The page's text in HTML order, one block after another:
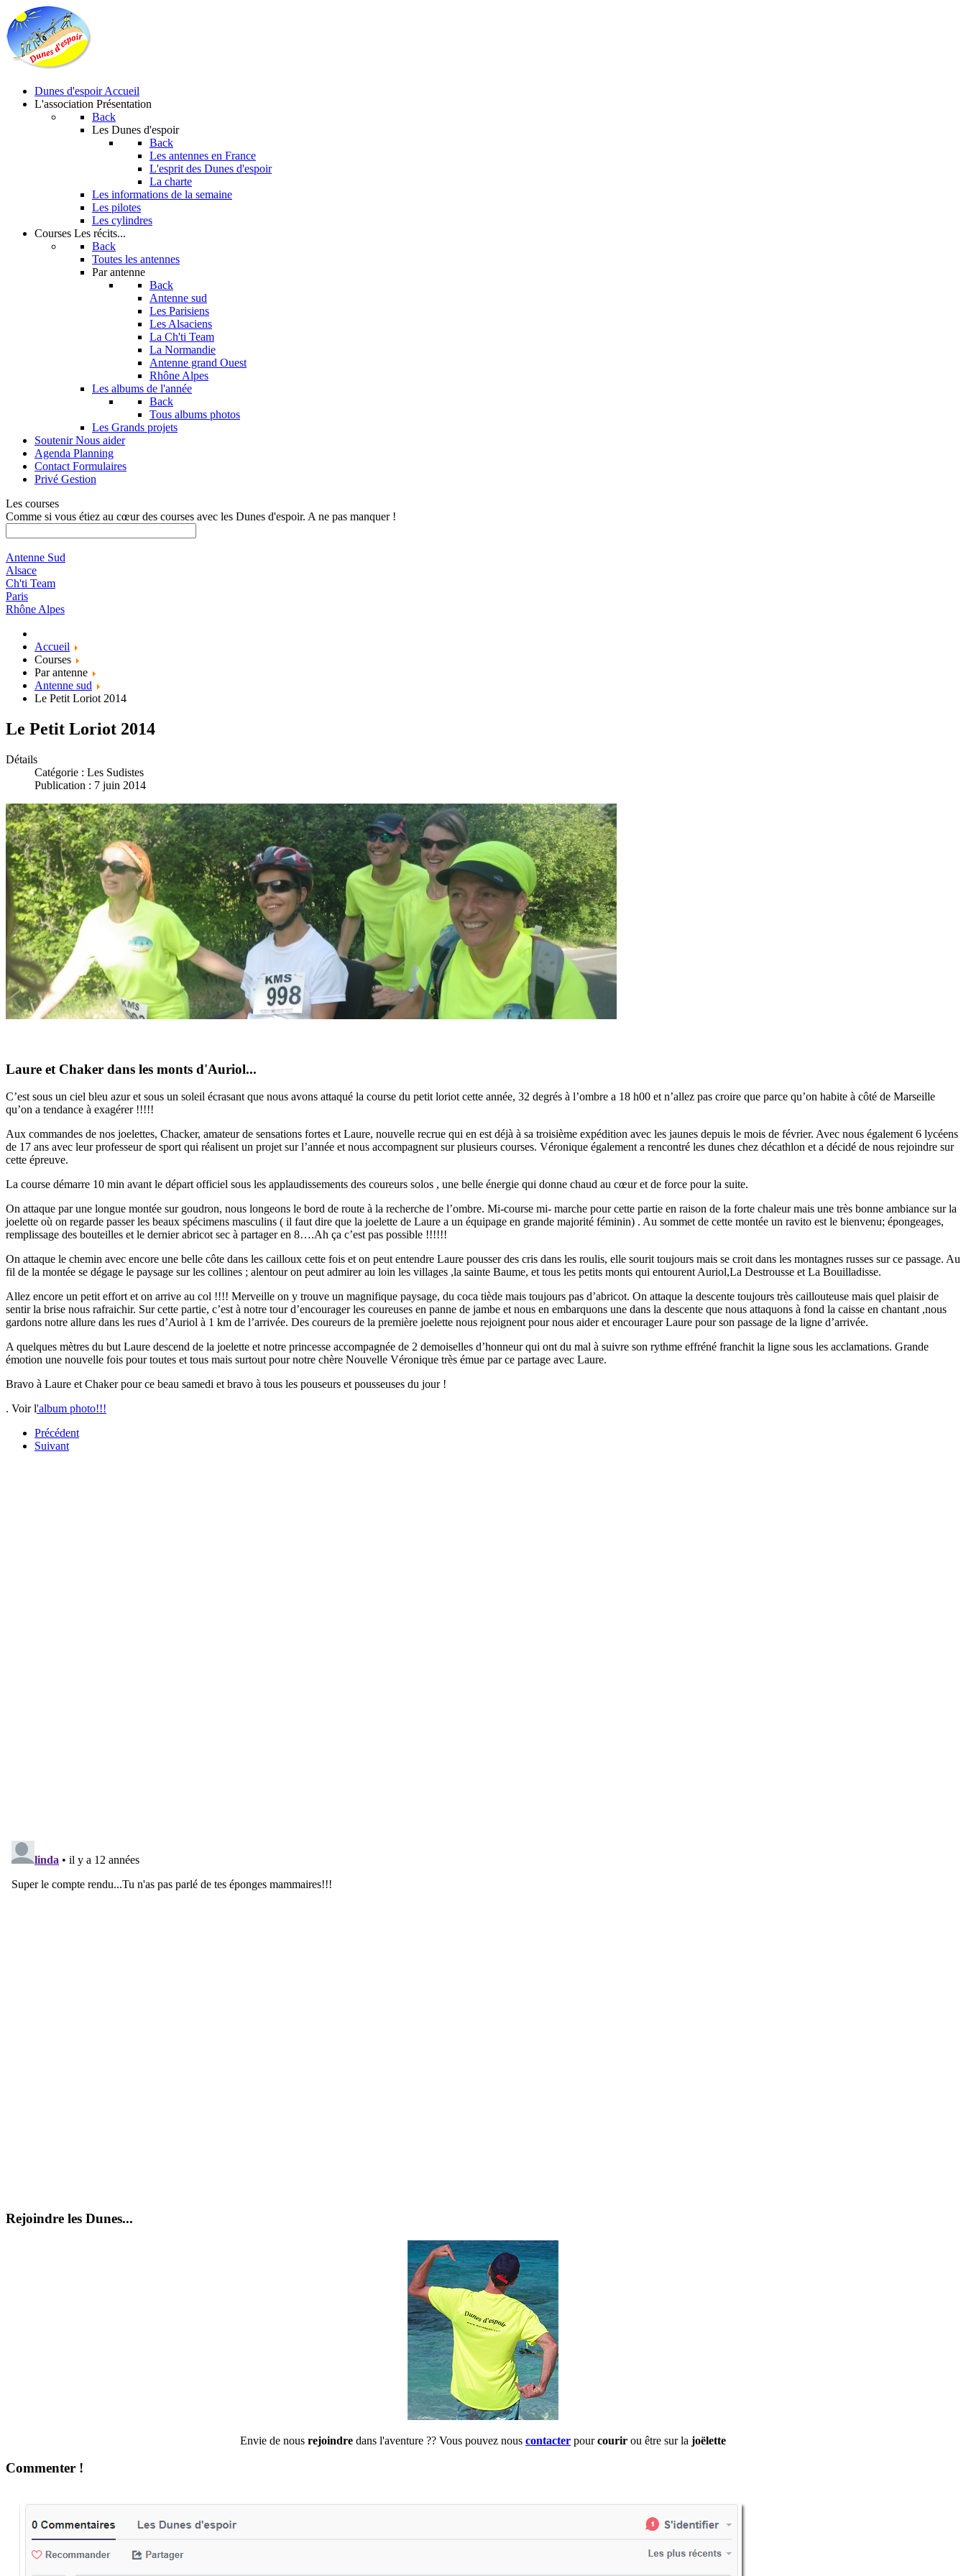
Dunes d'espoir Accueil
L'association Présentation
Back
Les Dunes d'espoir
Back
Les antennes en France
L'esprit des Dunes d'espoir
La charte
Les informations de la semaine
Les pilotes
Les cylindres
Courses Les récits...
Back
Toutes les antennes
Par antenne
Back
Antenne sud
Les Parisiens
Les Alsaciens
La Ch'ti Team
La Normandie
Antenne grand Ouest
Rhône Alpes
Les albums de l'année
Back
Tous albums photos
Les Grands projets
Soutenir Nous aider
Agenda Planning
Contact Formulaires
Privé Gestion
Les courses
Comme si vous étiez au cœur des courses avec les Dunes d'espoir. A ne pas manquer !
Antenne Sud
Alsace
Ch'ti Team
Paris
Rhône Alpes
Accueil
Courses
Par antenne
Antenne sud
Le Petit Loriot 2014
Le Petit Loriot 2014
Détails
Catégorie : Les Sudistes
Publication : 7 juin 2014
Laure et Chaker dans les monts d'Auriol...
C’est sous un ciel bleu azur et sous un soleil écrasant que nous avons attaqué la course du petit loriot cette année, 32 degrés à l’ombre a 18 h00 et n’allez pas croire que parce qu’on habite à côté de Marseille
qu’on a tendance à exagérer !!!!!
Aux commandes de nos joelettes, Chacker, amateur de sensations fortes et Laure, nouvelle recrue qui en est déjà à sa troisième expédition avec les jaunes depuis le mois de février. Avec nous également 6 lycéens
de 17 ans avec leur professeur de sport qui réalisent un projet sur l’année et nous accompagnent sur plusieurs courses. Véronique également a rencontré les dunes chez décathlon et a décidé de nous rejoindre sur
cette épreuve.
La course démarre 10 min avant le départ officiel sous les applaudissements des coureurs solos , une belle énergie qui donne chaud au cœur et de force pour la suite.
On attaque par une longue montée sur goudron, nous longeons le bord de route à la recherche de l’ombre. Mi-course mi- marche pour cette partie en raison de la forte chaleur mais une très bonne ambiance sur la
joelette où on regarde passer les beaux spécimens masculins ( il faut dire que la joelette de Laure a un équipage en grande majorité féminin) . Au sommet de cette montée un ravito est le bienvenu; épongeages,
remplissage des bouteilles et le dernier abricot sec à partager en 8….Ah ça c’est pas possible !!!!!!
On attaque le chemin avec encore une belle côte dans les cailloux cette fois et on peut entendre Laure pousser des cris dans les roulis, elle sourit toujours mais se croit dans les montagnes russes sur ce passage. Au
fil de la montée se dégage le paysage sur les collines ; alentour on peut admirer au loin les villages ,la sainte Baume, et tous les petits monts qui entourent Auriol,La Destrousse et La Bouilladisse.
Allez encore un petit effort et on arrive au col !!!! Merveille on y trouve un magnifique paysage, du coca tiède mais toujours pas d’abricot. On attaque la descente toujours très caillouteuse mais quel plaisir de
sentir la brise nous rafraichir. Sur cette partie, c’est à notre tour d’encourager les coureuses en panne de jambe et nous en embarquons une dans la descente que nous attaquons à fond la caisse en chantant ,nous
gardons notre allure dans les rues d’Auriol à 1 km de l’arrivée. Des coureurs de la première joelette nous rejoignent pour nous aider et encourager Laure pour son passage de la ligne d’arrivée.
A quelques mètres du but Laure descend de la joelette et notre princesse accompagnée de 2 demoiselles d’honneur qui ont du mal à suivre son rythme effréné franchit la ligne sous les acclamations. Grande
émotion une nouvelle fois pour toutes et tous mais surtout pour notre chère Nouvelle Véronique très émue par ce partage avec Laure.
Bravo à Laure et Chaker pour ce beau samedi et bravo à tous les pouseurs et pousseuses du jour !
. Voir l'album photo!!!
Précédent
Suivant
Rejoindre les Dunes...
Envie de nous rejoindre dans l'aventure ?? Vous pouvez nous contacter pourcourir ou être sur la joëlette
Commenter !